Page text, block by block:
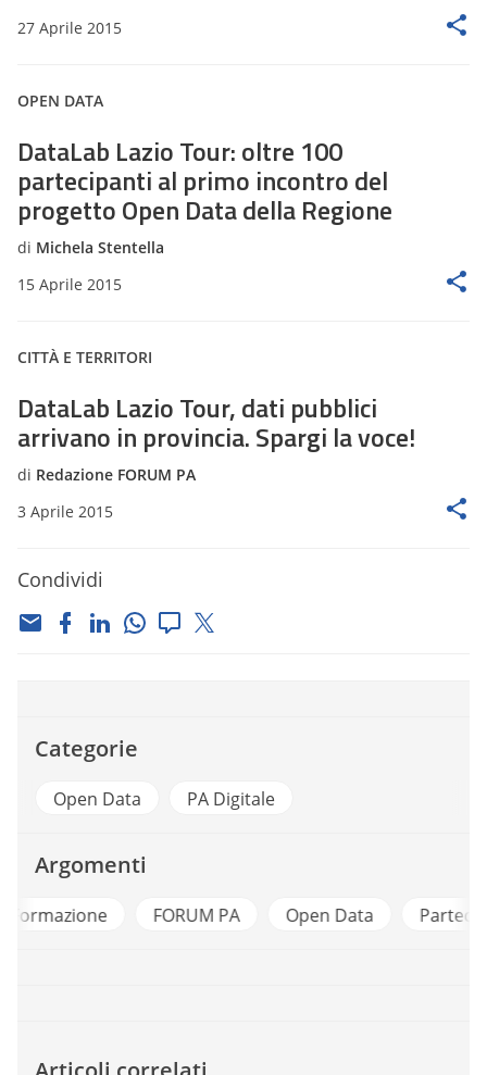
27 Aprile 2015
OPEN DATA
DataLab Lazio Tour: oltre 100
partecipanti al primo incontro del
progetto Open Data della Regione
di Michela Stentella
15 Aprile 2015
CITTÀ E TERRITORI
DataLab Lazio Tour, dati pubblici
arrivano in provincia. Spargi la voce!
di Redazione FORUM PA
3 Aprile 2015
Condividi
Categorie
Open Data PA Digitale
Argomenti
FORUM PA Open Data Partecipazione